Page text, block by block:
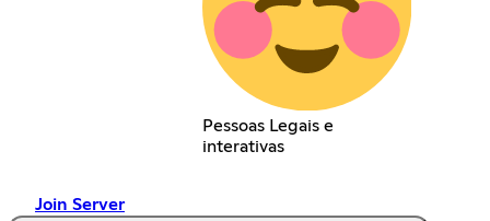
Pessoas Legais e
interativas
Join Server